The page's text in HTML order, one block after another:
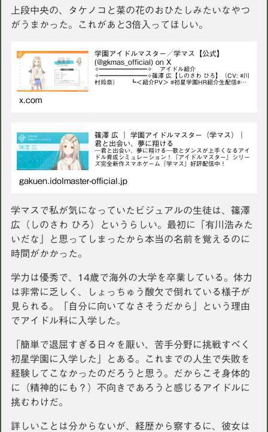
上段中央の、タケノコと菜の花のおひたしみたいなやつ
がうまかった。これがあと3倍入ってほしい。
学園アイドルマスター／学マス【公式】
(@gkmas_official) on X
✧━━━━━━━━✧ アイドル紹介
✧━━━━━━━━✧篠澤 広【しのさわ ひろ】（CV: #川
村玲奈） ┗＜紹介PV＞ #初星学園HR紹介生配信#学
x.com
篠澤 広 ｜ 学園アイドルマスター（学マス）｜
君と出会い、夢に翔ける
―君と出会い、夢に翔ける―歌とダンスが上手くなるアイ
ドル育成シミュレーション！『アイドルマスター』シリー
ズ完全新作スマホゲーム『学マス』好評配信中！
gakuen.idolmaster-official.jp
学マスで私が気になっていたビジュアルの生徒は、篠澤
広（しのさわ ひろ）というらしい。最初に「有川浩みた
いだな」と思ってしまったから本当の名前を覚えるのに
時間がかかった。
学力は優秀で、14歳で海外の大学を卒業している。体力
は非常に乏しく、しょっちゅう酸欠で倒れている様子が
見られる。「自分に向いてなさそうだから」という理由
でアイドル科に入学した。
「簡単で退屈すぎる日々を厭い、苦手分野に挑戦すべく
初星学園に入学した」とある。これまでの人生で失敗を
経験してこなかったのだろうと思う。だからこそ身体的
に（精神的にも？）不向きであろうと感じるアイドルに
挑むわけだ。
詳しいことは分からないが、経歴から察するに、彼女は